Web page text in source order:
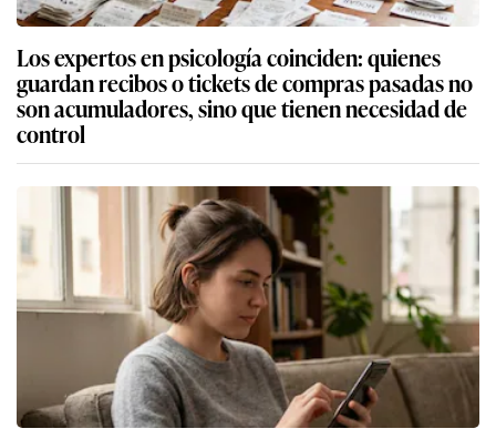
Los expertos en psicología coinciden: quienes
guardan recibos o tickets de compras pasadas no
son acumuladores, sino que tienen necesidad de
control